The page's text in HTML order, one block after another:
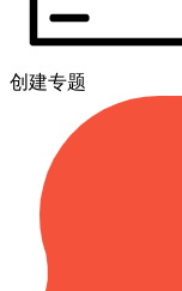
创建专题